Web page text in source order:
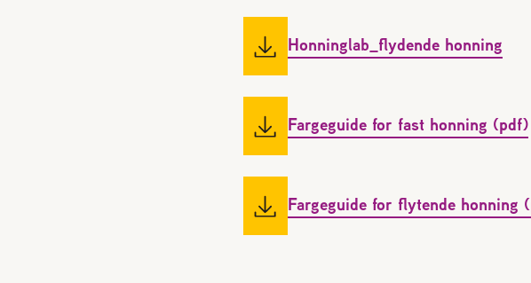
Honninglab_flydende honning
Fargeguide for fast honning (pdf)
Fargeguide for flytende honning